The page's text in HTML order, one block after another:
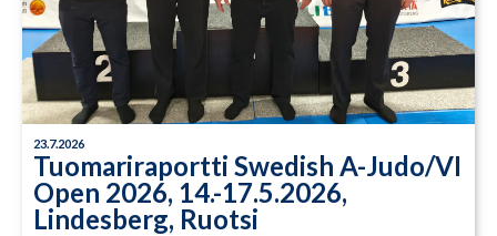
23.7.2026
Tuomariraportti Swedish A-Judo/VI
Open 2026, 14.-17.5.2026,
Lindesberg, Ruotsi